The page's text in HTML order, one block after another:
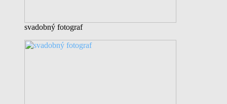
svadobný fotograf